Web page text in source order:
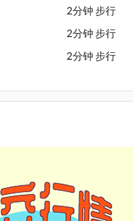
2分钟 步行
2分钟 步行
2分钟 步行